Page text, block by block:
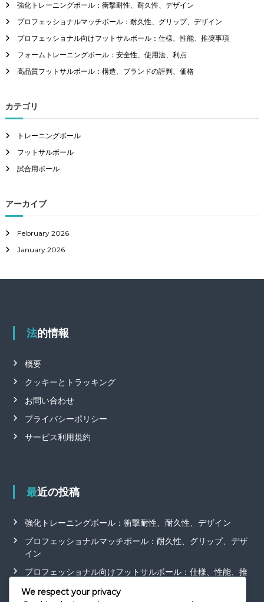
f
o
r
強化トレーニングボール：衝撃耐性、耐久性、デザイン
プロフェッショナルマッチボール：耐久性、グリップ、デザイン
プロフェッショナル向けフットサルボール：仕様、性能、推奨事項
フォームトレーニングボール：安全性、使用法、利点
高品質フットサルボール：構造、ブランドの評判、価格
カテゴリ
トレーニングボール
フットサルボール
試合用ボール
アーカイブ
February 2026
January 2026
法的情報
概要
クッキーとトラッキング
お問い合わせ
プライバシーポリシー
サービス利用規約
最近の投稿
強化トレーニングボール：衝撃耐性、耐久性、デザイン
プロフェッショナルマッチボール：耐久性、グリップ、デザ
イン
プロフェッショナル向けフットサルボール：仕様、性能、推
We respect your privacy